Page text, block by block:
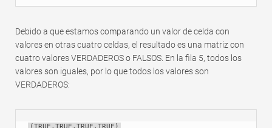
Debido a que estamos comparando un valor de celda con
valores en otras cuatro celdas, el resultado es una matriz con
cuatro valores VERDADEROS o FALSOS. En la fila 5, todos los
valores son iguales, por lo que todos los valores son
VERDADEROS: